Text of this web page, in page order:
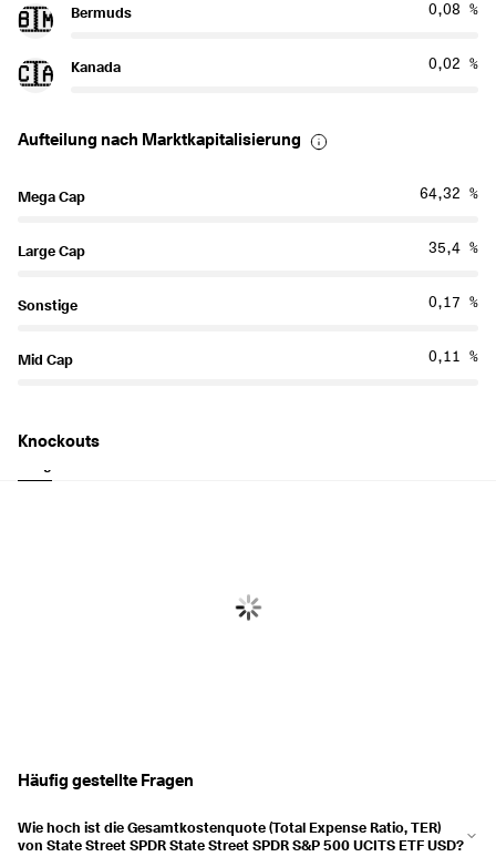
🇧🇲 Bermuds 0,08 %
🇨🇦 Kanada 0,02 %
Aufteilung nach Marktkapitalisierung
Mega Cap 64,32 %
Large Cap 35,4 %
Sonstige 0,17 %
Mid Cap 0,11 %
Häufig gestellte Fragen
Wie hoch ist die Gesamtkostenquote (Total Expense Ratio, TER)
von State Street SPDR State Street SPDR S&P 500 UCITS ETF USD?
Knockouts